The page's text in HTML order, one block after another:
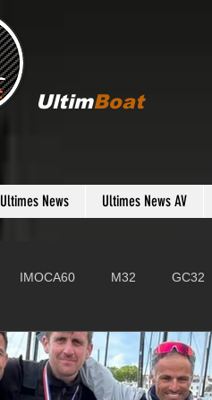
UltimBoat
Ultimes News Ultimes News AV
IMOCA60 M32 GC32
D35 Farr 280 Fast 40